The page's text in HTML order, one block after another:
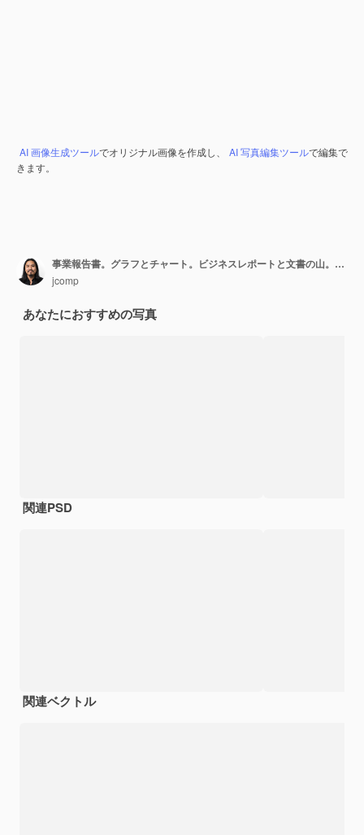
AI 画像生成ツールでオリジナル画像を作成し、 AI 写真編集ツールで編集で
きます。
事業報告書。グラフとチャート。ビジネスレポートと文書の山。ビジネスコンセプト。
jcomp
あなたにおすすめの写真
関連PSD
関連ベクトル